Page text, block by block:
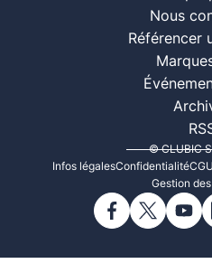
Nous
Référencer
© CLUBIC
Infos légalesConfidentialitéCGU
Gestion